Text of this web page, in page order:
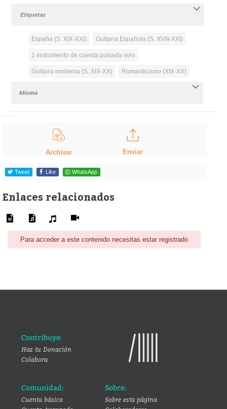
Etiquetas
España (S. XIX-XXI) Guitarra Española (S. XVIII-XXI)
1 instrumento de cuerda pulsada solo
Guitarra moderna (S. XIX-XX) Romanticismo (XIX-XX)
Idioma
Archivar Enviar
Tweet Like WhatsApp
Enlaces relacionados
Para acceder a este contenido necesitas estar registrado
Contribuye:
Haz tu Donación
Colabora
Comunidad:
Cuenta básica
Sobre:
Sobre esta página